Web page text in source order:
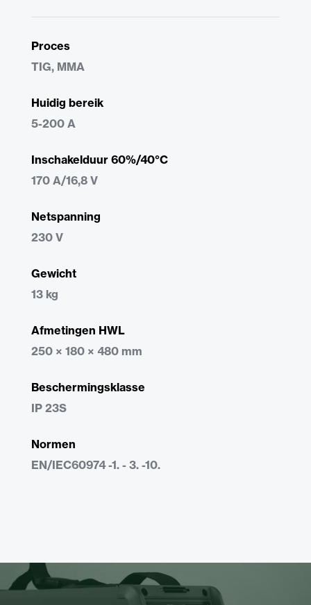
Proces
TIG, MMA
Huidig bereik
5-200 A
Inschakelduur 60%/40°C
170 A/16,8 V
Netspanning
230 V
Gewicht
13 kg
Afmetingen HWL
250 × 180 × 480 mm
Beschermingsklasse
IP 23S
Normen
EN/IEC60974 -1. - 3. -10.